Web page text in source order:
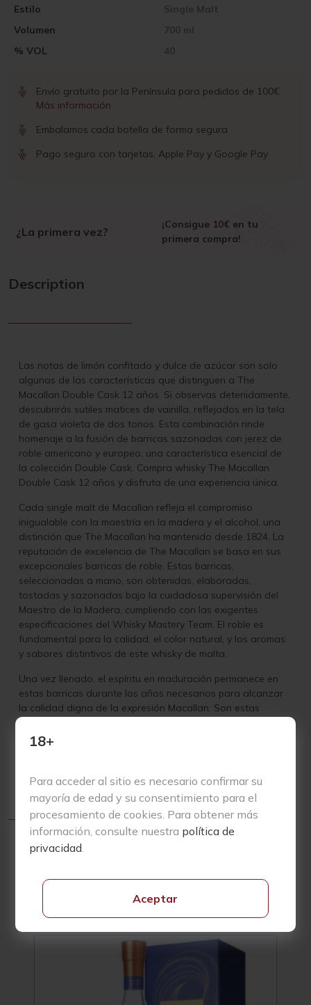
18+
Para acceder al sitio es necesario confirmar su
mayoría de edad y su consentimiento para el
procesamiento de cookies. Para obtener más
información, consulte nuestra política de
privacidad.
Aceptar
Volumen 700 ml
% VOL 40
Estilo Single Malt
SCOTCH
CANTIDAD
Envío gratuito por la Península para pedidos de 100€
Más información
Embalamos cada botella de forma segura
Pago seguro con tarjetas, Apple Pay y Google Pay
¿La primera vez?
¡Consigue 10€ en tu
primera compra!
Description
Las notas de limón confitado y dulce de azúcar son solo
algunas de las características que distinguen a The
Macallan Double Cask 12 años. Si observas detenidamente,
descubrirás sutiles matices de vainilla, reflejados en la tela
de gasa violeta de dos tonos. Esta combinación rinde
homenaje a la fusión de barricas sazonadas con jerez de
roble americano y europeo, una característica esencial de
la colección Double Cask. Compra whisky The Macallan
Double Cask 12 años y disfruta de una experiencia única.
Cada single malt de Macallan refleja el compromiso
inigualable con la maestría en la madera y el alcohol, una
distinción que The Macallan ha mantenido desde 1824. La
reputación de excelencia de The Macallan se basa en sus
excepcionales barricas de roble. Estas barricas,
seleccionadas a mano, son obtenidas, elaboradas,
tostadas y sazonadas bajo la cuidadosa supervisión del
Maestro de la Madera, cumpliendo con las exigentes
especificaciones del Whisky Mastery Team. El roble es
fundamental para la calidad, el color natural, y los aromas
y sabores distintivos de este whisky de malta.
Una vez llenado, el espíritu en maduración permanece en
estas barricas durante los años necesarios para alcanzar
la calidad digna de la expresión Macallan. Son estas
barricas de roble las que aportan la mayor contribución a la
calidad, el color natural, y los aromas y sabores
whisky de The Macallan para una experiencia inigualable.
Productos Relacionados